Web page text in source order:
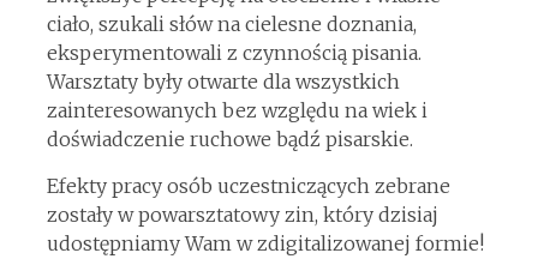
ciało, szukali słów na cielesne doznania,
eksperymentowali z czynnością pisania.
Warsztaty były otwarte dla wszystkich
zainteresowanych bez względu na wiek i
doświadczenie ruchowe bądź pisarskie.
Efekty pracy osób uczestniczących zebrane
zostały w powarsztatowy zin, który dzisiaj
udostępniamy Wam w zdigitalizowanej formie!